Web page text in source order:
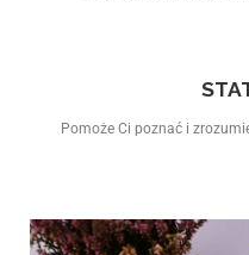
Pomoże Ci poznać i